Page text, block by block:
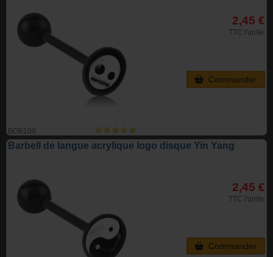
BOB109
2,45 €
TTC l'unite
Commander
Barbell de langue acrylique logo disque Yin Yang
2,45 €
TTC l'unite
Commander